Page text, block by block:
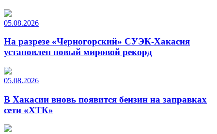
05.08.2026
На разрезе «Черногорский» СУЭК-Хакасия
установлен новый мировой рекорд
05.08.2026
В Хакасии вновь появится бензин на заправках
сети «ХТК»